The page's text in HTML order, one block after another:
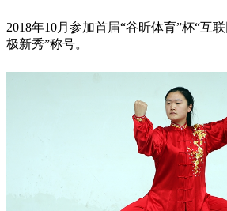
2018年10月参加首届“谷昕体育”杯“互
极新秀”称号。